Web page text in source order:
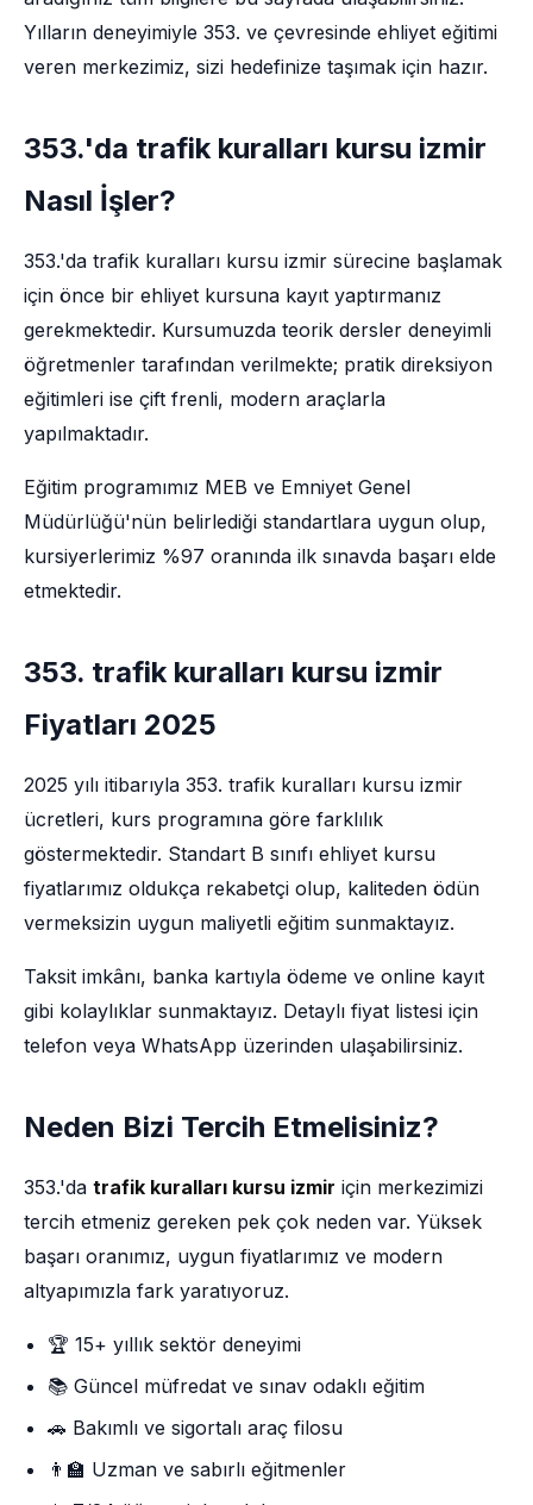
Yılların deneyimiyle 353. ve çevresinde ehliyet eğitimi
veren merkezimiz, sizi hedefinize taşımak için hazır.
353.'da trafik kuralları kursu izmir
Nasıl İşler?
353.'da trafik kuralları kursu izmir sürecine başlamak
için önce bir ehliyet kursuna kayıt yaptırmanız
gerekmektedir. Kursumuzda teorik dersler deneyimli
öğretmenler tarafından verilmekte; pratik direksiyon
eğitimleri ise çift frenli, modern araçlarla
yapılmaktadır.
Eğitim programımız MEB ve Emniyet Genel
Müdürlüğü'nün belirlediği standartlara uygun olup,
kursiyerlerimiz %97 oranında ilk sınavda başarı elde
etmektedir.
353. trafik kuralları kursu izmir
Fiyatları 2025
2025 yılı itibarıyla 353. trafik kuralları kursu izmir
ücretleri, kurs programına göre farklılık
göstermektedir. Standart B sınıfı ehliyet kursu
fiyatlarımız oldukça rekabetçi olup, kaliteden ödün
vermeksizin uygun maliyetli eğitim sunmaktayız.
Taksit imkânı, banka kartıyla ödeme ve online kayıt
gibi kolaylıklar sunmaktayız. Detaylı fiyat listesi için
telefon veya WhatsApp üzerinden ulaşabilirsiniz.
Neden Bizi Tercih Etmelisiniz?
353.'da trafik kuralları kursu izmir için merkezimizi
tercih etmeniz gereken pek çok neden var. Yüksek
başarı oranımız, uygun fiyatlarımız ve modern
altyapımızla fark yaratıyoruz.
🏆 15+ yıllık sektör deneyimi
📚 Güncel müfredat ve sınav odaklı eğitim
🚗 Bakımlı ve sigortalı araç filosu
👨‍🏫 Uzman ve sabırlı eğitmenler